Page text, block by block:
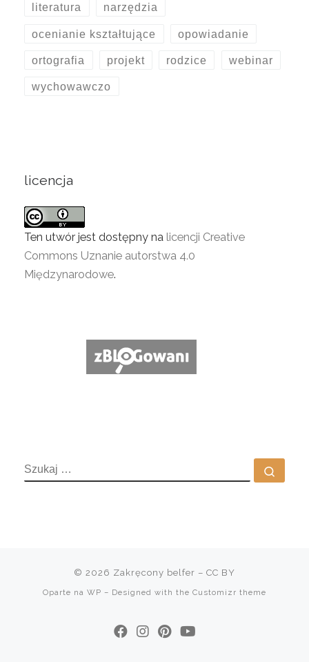
literatura narzędzia
ocenianie kształtujące opowiadanie
ortografia projekt rodzice webinar
wychowawczo
licencja
Ten utwór jest dostępny na licencji Creative
Commons Uznanie autorstwa 4.0
Międzynarodowe.
SZUKAJ
© 2026 Zakręcony belfer – CC BY
Oparte na WP – Designed with the Customizr theme